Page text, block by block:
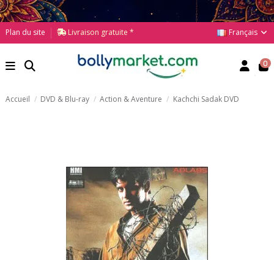
Plan du site Livraison gratuite * Français
0
Accueil DVD & Blu-ray Action & Aventure Kachchi Sadak DVD